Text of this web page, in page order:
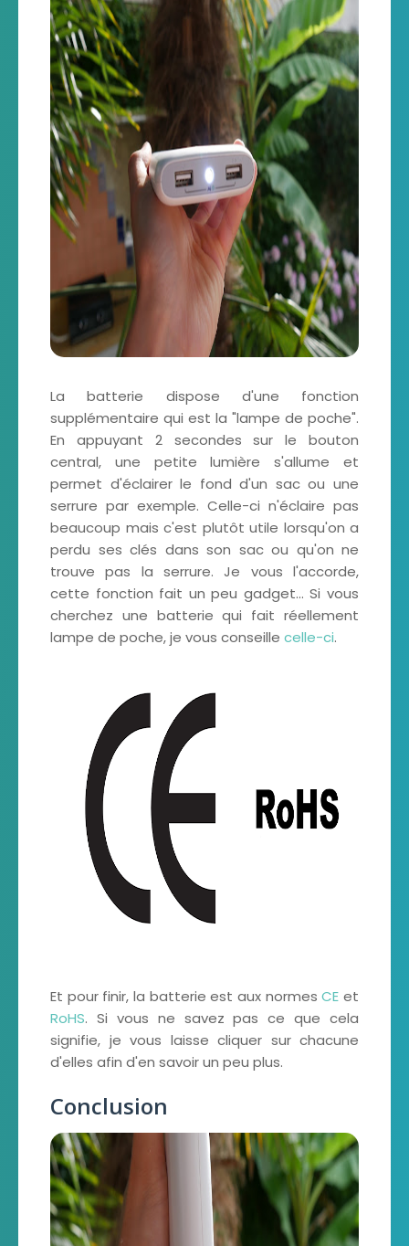
La batterie dispose d'une fonction
supplémentaire qui est la "lampe de poche".
En appuyant 2 secondes sur le bouton
central, une petite lumière s'allume et
permet d'éclairer le fond d'un sac ou une
serrure par exemple. Celle-ci n'éclaire pas
beaucoup mais c'est plutôt utile lorsqu'on a
perdu ses clés dans son sac ou qu'on ne
trouve pas la serrure. Je vous l'accorde,
cette fonction fait un peu gadget... Si vous
cherchez une batterie qui fait réellement
lampe de poche, je vous conseille celle-ci.
Et pour finir, la batterie est aux normesCE et
RoHS. Si vous ne savez pas ce que cela
signifie, je vous laisse cliquer sur chacune
d'elles afin d'en savoir un peu plus.
Conclusion